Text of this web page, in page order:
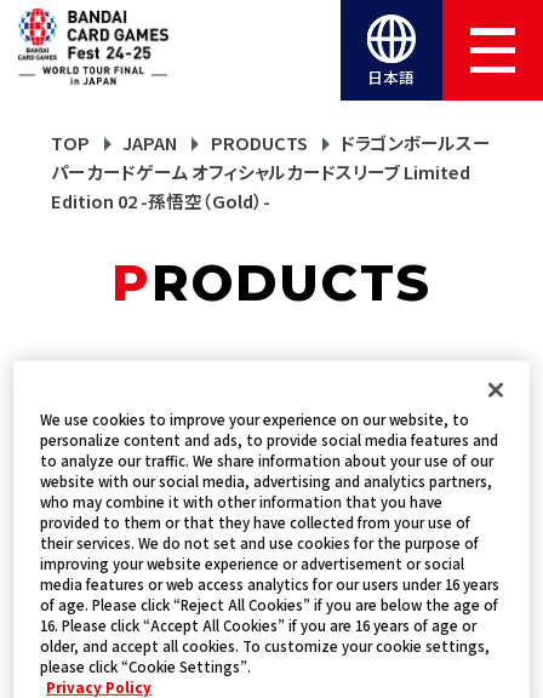
日本語
TOP JAPAN PRODUCTS
ドラゴンボールスー
パーカードゲーム オフィシャルカードスリーブ Limited
Edition 02 -孫悟空（Gold）-
PRODUCTS
ードゲーム オフィシャルカ
ードスリーブ Limited
Edition 02 -孫悟空
（Gold）-
PRODUCTS
We use cookies to improve your experience on our website, to
personalize content and ads, to provide social media features and
to analyze our traffic. We share information about your use of our
website with our social media, advertising and analytics partners,
who may combine it with other information that you have
provided to them or that they have collected from your use of
their services. We do not set and use cookies for the purpose of
improving your website experience or advertisement or social
media features or web access analytics for our users under 16 years
of age. Please click “Reject All Cookies” if you are below the age of
16. Please click “Accept All Cookies” if you are 16 years of age or
older, and accept all cookies. To customize your cookie settings,
please click “Cookie Settings”.
Privacy Policy